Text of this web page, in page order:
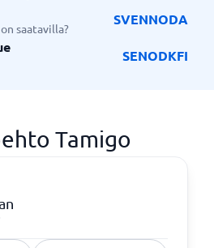
saatavilla?
SVENNODA
SENODKFI
Tamigo